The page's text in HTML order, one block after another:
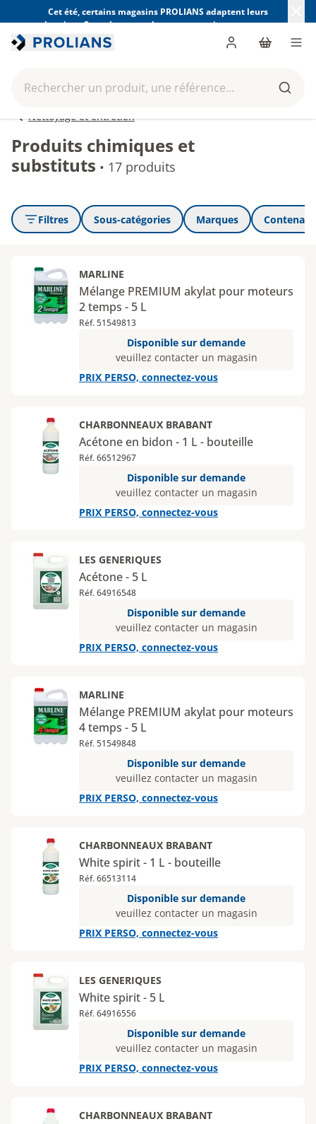
Cet été, certains magasins PROLIANS adaptent leurs
horaires. Consultez ceux de votre magasin avant votre
visite.
Rechercher un produit, une référence...
Panier
Nettoyage et entretien
Produits chimiques et
substituts • 17 produits
Filtres Sous-catégories Marques
MARLINE
Mélange PREMIUM akylat pour moteurs
2 temps - 5 L
Réf. 51549813
Disponible sur demande
veuillez contacter un magasin
PRIX PERSO, connectez-vous
CHARBONNEAUX BRABANT
Acétone en bidon - 1 L - bouteille
Réf. 66512967
Disponible sur demande
veuillez contacter un magasin
PRIX PERSO, connectez-vous
LES GENERIQUES
Acétone - 5 L
Réf. 64916548
Disponible sur demande
veuillez contacter un magasin
PRIX PERSO, connectez-vous
MARLINE
Mélange PREMIUM akylat pour moteurs
4 temps - 5 L
Réf. 51549848
Disponible sur demande
veuillez contacter un magasin
PRIX PERSO, connectez-vous
CHARBONNEAUX BRABANT
White spirit - 1 L - bouteille
Réf. 66513114
Disponible sur demande
veuillez contacter un magasin
PRIX PERSO, connectez-vous
LES GENERIQUES
White spirit - 5 L
Réf. 64916556
Disponible sur demande
veuillez contacter un magasin
PRIX PERSO, connectez-vous
CHARBONNEAUX BRABANT